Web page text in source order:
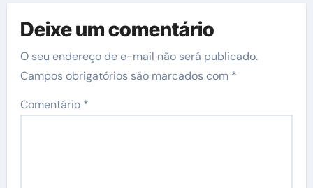
Deixe um comentário
O seu endereço de e-mail não será publicado.
Campos obrigatórios são marcados com *
Comentário *